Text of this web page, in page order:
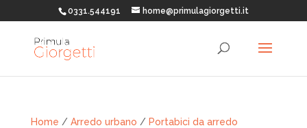
0331.544191 home@primulagiorgetti.it
Home / Arredo urbano / Portabici da arredo